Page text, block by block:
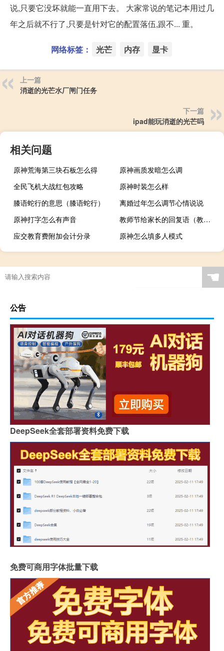
说,只要它没坏就能一直用下去。 大家常说的笔记本用过几
年之后就不行了,只要是针对它的配置落伍,跟不... 重。
网络标签： 光芒 内存 显卡
上一篇
消逝的光芒水厂闸门任务
下一篇
ipad能玩消逝的光芒吗
相关问题
原神荒海第三块石板怎么得
原神画质发暗怎么调
全民飞机大战红包攻略
原神时装怎么样
膝语蛇行的意思（膝语蛇行）
离婚过年怎么调节心情说说
原神打字怎么有声音
教师节给家长的回复语（教师节老师回复家长的话）
应交教育费附加会计分录
原神怎么填多人模式
☚
公告
DeepSeek全套部署资料免费下载
免费可商用字体批量下载